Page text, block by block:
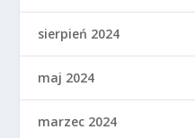
sierpień 2024
maj 2024
marzec 2024